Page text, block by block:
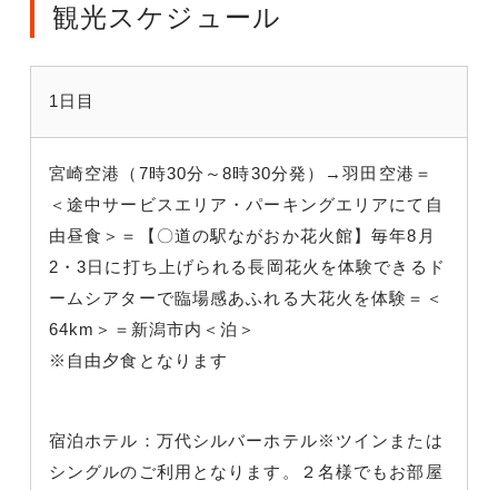
観光スケジュール
1日目
宮崎空港（7時30分～8時30分発）→羽田空港＝
＜途中サービスエリア・パーキングエリアにて自
由昼食＞＝【〇道の駅ながおか花火館】毎年8月
2・3日に打ち上げられる長岡花火を体験できるド
ームシアターで臨場感あふれる大花火を体験＝＜
64km＞＝新潟市内＜泊＞
※自由夕食となります
宿泊ホテル：万代シルバーホテル※ツインまたは
シングルのご利用となります。２名様でもお部屋